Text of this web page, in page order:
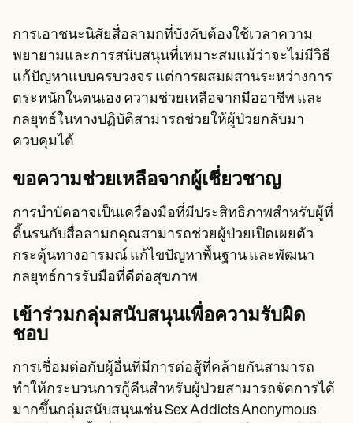
การเอาชนะนิสัยสื่อลามกที่บังคับต้องใช้เวลาความ
พยายามและการสนับสนุนที่เหมาะสมแม้ว่าจะไม่มีวิธี
แก้ปัญหาแบบครบวงจร แต่การผสมผสานระหว่างการ
ตระหนักในตนเอง ความช่วยเหลือจากมืออาชีพ และ
กลยุทธ์ในทางปฏิบัติสามารถช่วยให้ผู้ป่วยกลับมา
ควบคุมได้
ขอความช่วยเหลือจากผู้เชี่ยวชาญ
การบำบัดอาจเป็นเครื่องมือที่มีประสิทธิภาพสำหรับผู้ที่
ดิ้นรนกับสื่อลามกคุณสามารถช่วยผู้ป่วยเปิดเผยตัว
กระตุ้นทางอารมณ์ แก้ไขปัญหาพื้นฐาน และพัฒนา
กลยุทธ์การรับมือที่ดีต่อสุขภาพ
เข้าร่วมกลุ่มสนับสนุนเพื่อความรับผิด
ชอบ
การเชื่อมต่อกับผู้อื่นที่มีการต่อสู้ที่คล้ายกันสามารถ
ทำให้กระบวนการกู้คืนสำหรับผู้ป่วยสามารถจัดการได้
มากขึ้นกลุ่มสนับสนุนเช่น Sex Addicts Anonymous